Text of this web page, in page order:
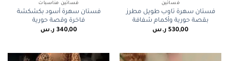
فساتين
فستان سهرة تاوب طويل مطرز
بقصة حورية وأكمام شفافة
530,00 ر.س
فساتين مناسبات
فستان سهرة أسود بكشكشة
فاخرة وقصة حورية
340,00 ر.س